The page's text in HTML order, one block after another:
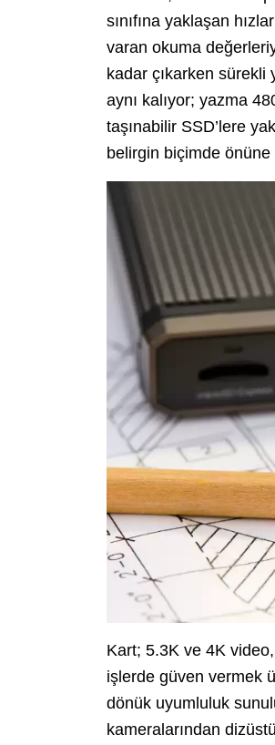
sınıfına yaklaşan
varan okuma
kadar çıkarken sürekli
aynı kalıyor; yazma
taşınabilir SSD’lere
belirgin biçimde önüne
Kart; 5.3K ve 4K
işlerde güven vermek
dönük uyumluluk
kameralarından